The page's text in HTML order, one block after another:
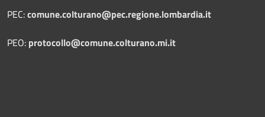
PEC:comune.colturano@pec.regione.lombardia.it
PEO: protocollo@comune.colturano.mi.it